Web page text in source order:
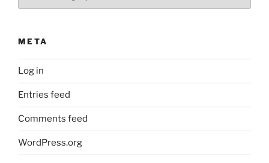
META
Log in
Entries feed
Comments feed
WordPress.org